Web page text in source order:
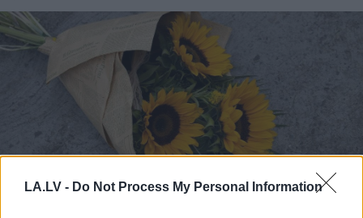
LA.LV - Do Not Process My Personal Information